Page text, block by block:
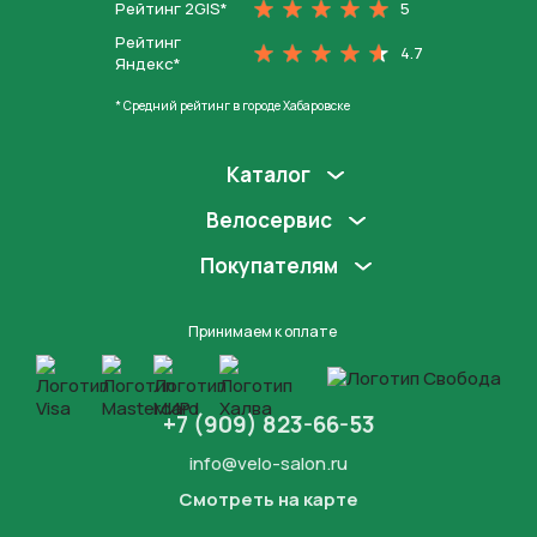
Рейтинг 2GIS*
5
Рейтинг
Яндекс*
4.7
* Средний рейтинг в городе Хабаровске
Каталог
Велосервис
Покупателям
Принимаем к оплате
+7 (909) 823-66-53
info@velo-salon.ru
Смотреть на карте